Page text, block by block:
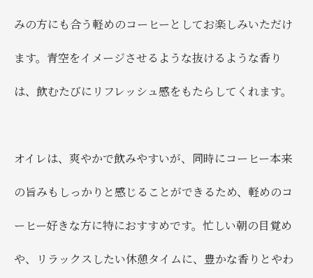
みの方にも合う軽めのコーヒーとしてお楽しみいただけ
ます。青空をイメージさせるような抜けるような香り
は、飲むたびにリフレッシュ感をもたらしてくれます。
オイレは、爽やかで飲みやすいが、同時にコーヒー本来
の旨みもしっかりと感じることができるため、軽めのコ
ーヒー好きな方に特におすすめです。忙しい朝の目覚め
や、リラックスしたい休憩タイムに、豊かな香りとやわ